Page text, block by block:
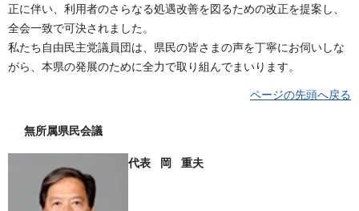
正に伴い、利用者のさらなる処遇改善を図るための改正を提案し、
全会一致で可決されました。
私たち自由民主党議員団は、県民の皆さまの声を丁寧にお伺いしな
がら、本県の発展のために全力で取り組んでまいります。
ページの先頭へ戻る
無所属県民会議
代表 岡 重夫